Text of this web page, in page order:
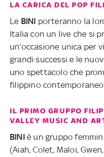
LA CARICA DEL POP
Le BINI porteranno la
Italia con un live che si
un’occasione unica per
grandi successi e le
uno spettacolo che
filippino
IL PRIMO GRUPPO
VALLEY MUSIC AND
BINI è un gruppo
(Aiah, Colet, Maloi,